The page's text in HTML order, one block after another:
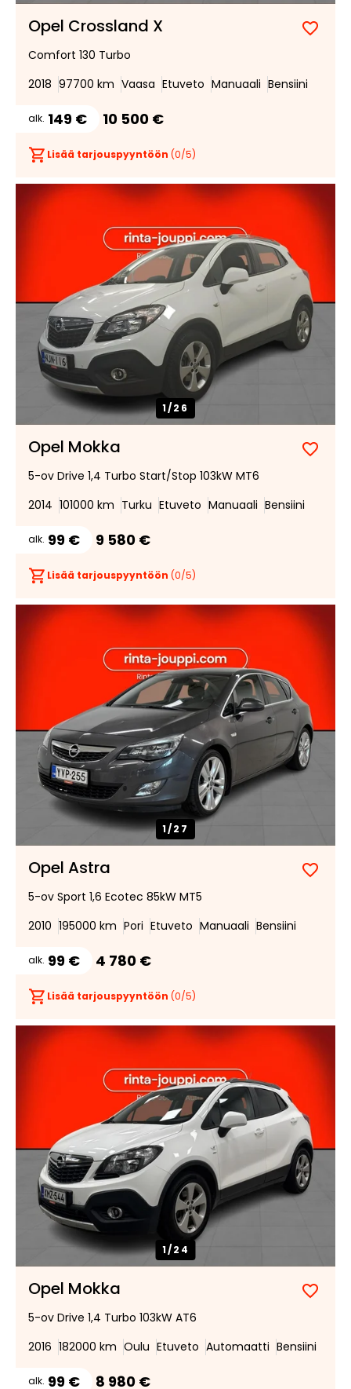
Opel Crossland X
Lisää
Comfort 130 Turbo
2018 97700 km Vaasa Etuveto Manuaali Bensiini
alk. 149 € 10 500 €
Lisää tarjouspyyntöön (0/5)
1/26
Opel Mokka
Lisää
5-ov Drive 1,4 Turbo Start/Stop 103kW MT6
2014 101000 km Turku Etuveto Manuaali Bensiini
alk. 99 € 9 580 €
Lisää tarjouspyyntöön (0/5)
1/27
Opel Astra
Lisää
5-ov Sport 1,6 Ecotec 85kW MT5
2010 195000 km Pori Etuveto Manuaali Bensiini
alk. 99 € 4 780 €
Lisää tarjouspyyntöön (0/5)
1/24
Opel Mokka
Lisää
5-ov Drive 1,4 Turbo 103kW AT6
2016 182000 km Oulu Etuveto Automaatti Bensiini
alk. 99 € 8 980 €